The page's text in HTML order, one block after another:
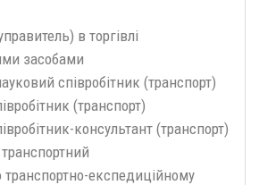
в торгівлі
засобами
співробітник (транспорт)
(транспорт)
консультант (транспорт)
експедиційному